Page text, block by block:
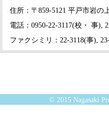
住所：〒859-5121 平戸市岩の
電話：0950-22-3117(校・ 事),
ファクシミリ：22-3118(事),
© 2015 Nagasaki